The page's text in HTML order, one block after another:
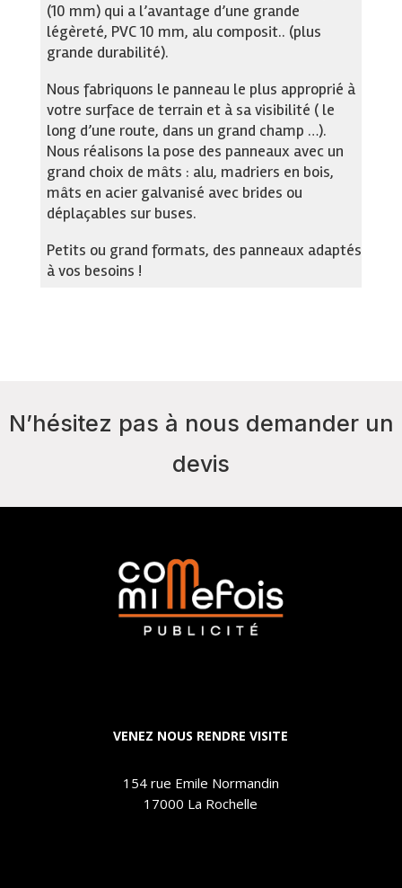
(10 mm) qui a l’avantage d’une grande
légèreté, PVC 10 mm, alu composit.. (plus
grande durabilité).
Nous fabriquons le panneau le plus approprié à
votre surface de terrain et à sa visibilité ( le
long d’une route, dans un grand champ …).
Nous réalisons la pose des panneaux avec un
grand choix de mâts : alu, madriers en bois,
mâts en acier galvanisé avec brides ou
déplaçables sur buses.
Petits ou grand formats, des panneaux adaptés
à vos besoins !
N’hésitez pas à nous demander un
devis
VENEZ NOUS RENDRE VISITE
154 rue Emile Normandin
17000 La Rochelle